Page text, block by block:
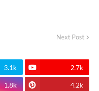
Next Post
3.1k 2.7k
1.8k 4.2k